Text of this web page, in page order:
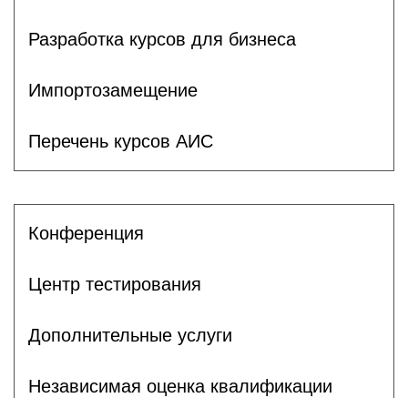
Разработка курсов для бизнеса
Импортозамещение
Перечень курсов АИС
Конференция
Центр тестирования
Дополнительные услуги
Независимая оценка квалификации